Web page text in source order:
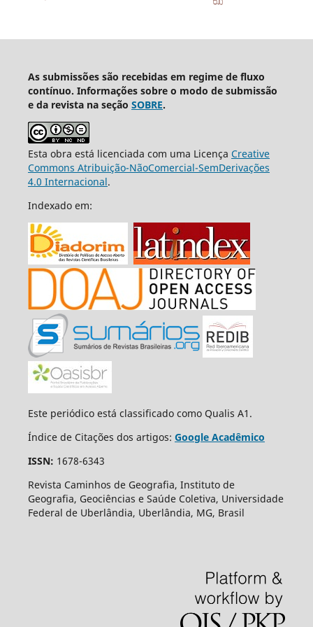
As submissões são recebidas em regime de fluxo
contínuo. Informações sobre o modo de submissão
e da revista na seção SOBRE.
Esta obra está licenciada com uma Licença Creative
Commons Atribuição-NãoComercial-SemDerivações
4.0 Internacional.
Indexado em:
Este periódico está classificado como Qualis A1.
Índice de Citações dos artigos: Google Acadêmico
ISSN: 1678-6343
Revista Caminhos de Geografia, Instituto de
Geografia, Geociências e Saúde Coletiva, Universidade
Federal de Uberlândia, Uberlândia, MG, Brasil